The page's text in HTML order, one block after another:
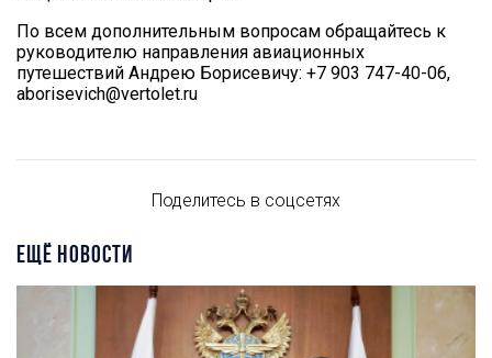
По всем дополнительным вопросам обращайтесь к
руководителю направления авиационных
путешествий Андрею Борисевичу: +7 903 747-40-06,
aborisevich@vertolet.ru
Поделитесь в соцсетях
ЕЩЁ НОВОСТИ